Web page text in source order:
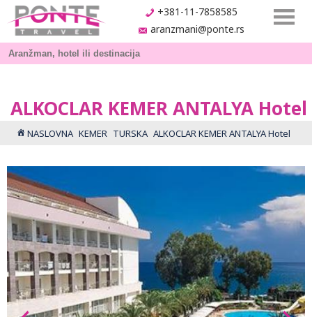
+381-11-7858585
aranzmani@ponte.rs
ALKOCLAR KEMER ANTALYA Hotel
NASLOVNA KEMER TURSKA ALKOCLAR KEMER ANTALYA Hotel